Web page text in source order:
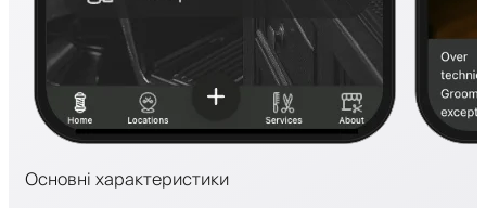
Основні характеристики